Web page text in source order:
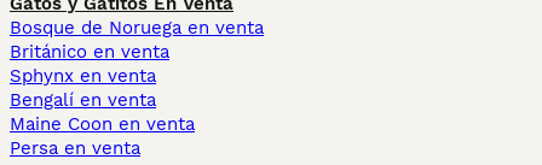
Bosque de Noruega en venta
Británico en venta
Sphynx en venta
Bengalí en venta
Maine Coon en venta
Persa en venta